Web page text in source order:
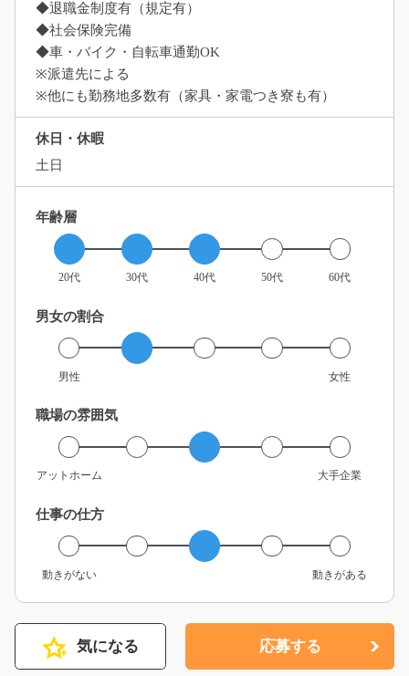
◆退職金制度有（規定有）
◆社会保険完備
◆車・バイク・自転車通勤OK
※派遣先による
※他にも勤務地多数有（家具・家電つき寮も有）
休日・休暇
土日
年齢層
20代 30代 40代 50代 60代
男女の割合
男性 女性
職場の雰囲気
アットホーム 大手企業
仕事の仕方
動きがない 動きがある
気になる 応募する